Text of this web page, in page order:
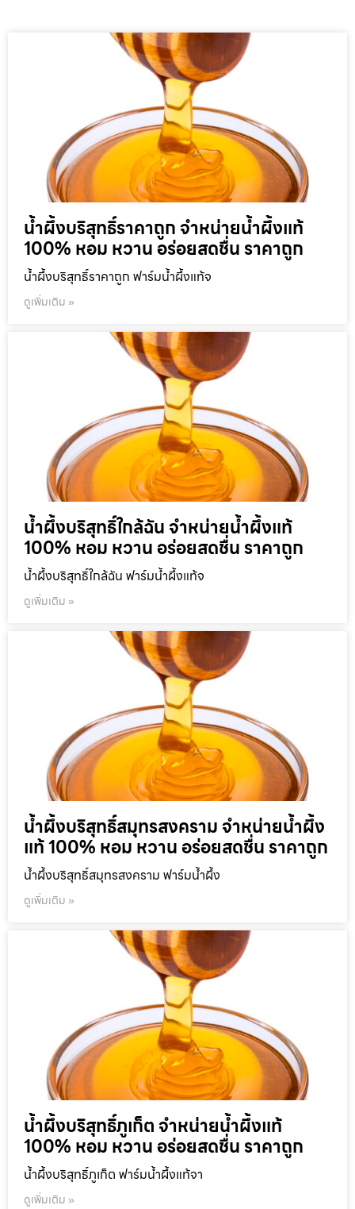
น้ำผึ้งบริสุทธิ์ราคาถูก จำหน่ายน้ำผึ้งแท้
100% หอม หวาน อร่อยสดชื่น ราคาถูก
น้ำผึ้งบริสุทธิ์ราคาถูก ฟาร์มน้ำผึ้งแท้จ
ดูเพิ่มเติม »
น้ำผึ้งบริสุทธิ์ใกล้ฉัน จำหน่ายน้ำผึ้งแท้
100% หอม หวาน อร่อยสดชื่น ราคาถูก
น้ำผึ้งบริสุทธิ์ใกล้ฉัน ฟาร์มน้ำผึ้งแท้จ
ดูเพิ่มเติม »
น้ำผึ้งบริสุทธิ์สมุทรสงคราม จำหน่ายน้ำผึ้ง
แท้ 100% หอม หวาน อร่อยสดชื่น ราคาถูก
น้ำผึ้งบริสุทธิ์สมุทรสงคราม ฟาร์มน้ำผึ้ง
ดูเพิ่มเติม »
น้ำผึ้งบริสุทธิ์ภูเก็ต จำหน่ายน้ำผึ้งแท้
100% หอม หวาน อร่อยสดชื่น ราคาถูก
น้ำผึ้งบริสุทธิ์ภูเก็ต ฟาร์มน้ำผึ้งแท้จา
ดูเพิ่มเติม »